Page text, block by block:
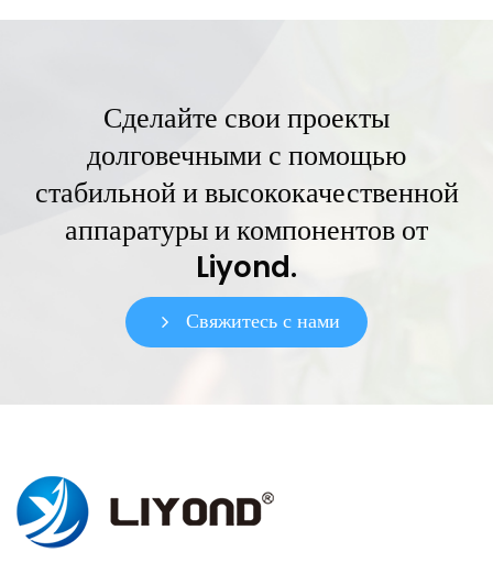
Сделайте свои проекты
долговечными с помощью
стабильной и высококачественной
аппаратуры и компонентов от
Liyond.
Свяжитесь с нами